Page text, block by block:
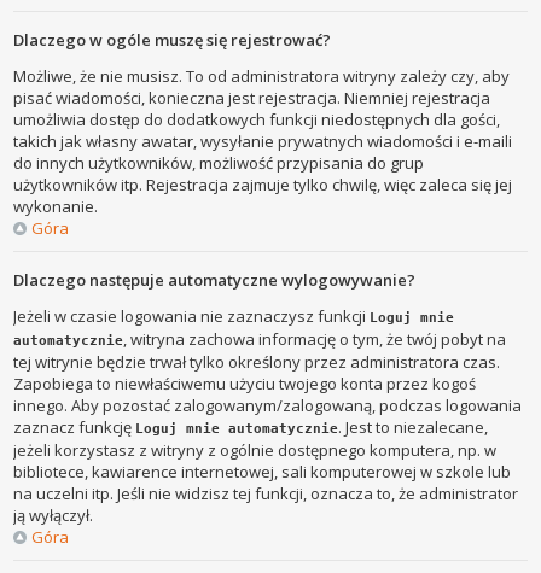
Dlaczego w ogóle muszę się rejestrować?
Możliwe, że nie musisz. To od administratora witryny zależy czy, aby
pisać wiadomości, konieczna jest rejestracja. Niemniej rejestracja
umożliwia dostęp do dodatkowych funkcji niedostępnych dla gości,
takich jak własny awatar, wysyłanie prywatnych wiadomości i e-maili
do innych użytkowników, możliwość przypisania do grup
użytkowników itp. Rejestracja zajmuje tylko chwilę, więc zaleca się jej
wykonanie.
Góra
Dlaczego następuje automatyczne wylogowywanie?
Jeżeli w czasie logowania nie zaznaczysz funkcji Loguj mnie
automatycznie, witryna zachowa informację o tym, że twój pobyt na
tej witrynie będzie trwał tylko określony przez administratora czas.
Zapobiega to niewłaściwemu użyciu twojego konta przez kogoś
innego. Aby pozostać zalogowanym/zalogowaną, podczas logowania
zaznacz funkcję Loguj mnie automatycznie. Jest to niezalecane,
jeżeli korzystasz z witryny z ogólnie dostępnego komputera, np. w
bibliotece, kawiarence internetowej, sali komputerowej w szkole lub
na uczelni itp. Jeśli nie widzisz tej funkcji, oznacza to, że administrator
ją wyłączył.
Góra